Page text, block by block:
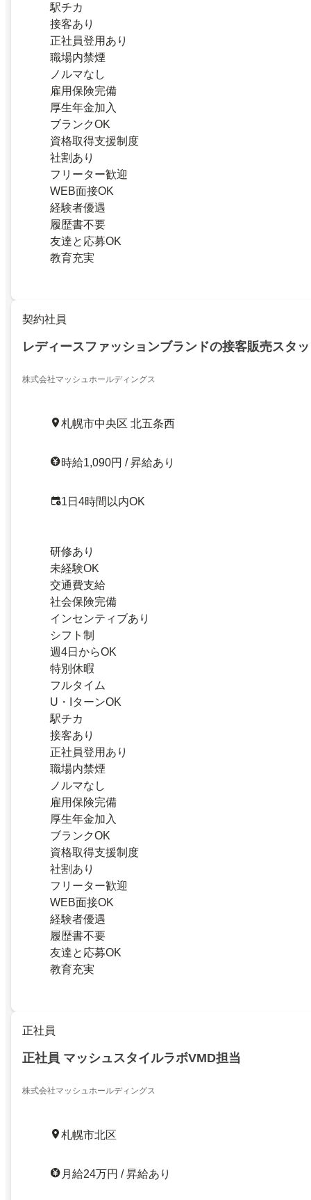
駅チカ
接客あり
正社員登用あり
職場内禁煙
ノルマなし
雇用保険完備
厚生年金加入
ブランクOK
資格取得支援制度
社割あり
フリーター歓迎
WEB面接OK
経験者優遇
履歴書不要
友達と応募OK
教育充実
契約社員
レディースファッションブランドの接客販売スタ
株式会社マッシュホールディングス
札幌市中央区 北五条西
時給1,090円 / 昇給あり
1日4時間以内OK
研修あり
未経験OK
交通費支給
社会保険完備
インセンティブあり
シフト制
週4日からOK
特別休暇
フルタイム
U・IターンOK
駅チカ
接客あり
正社員登用あり
職場内禁煙
ノルマなし
雇用保険完備
厚生年金加入
ブランクOK
資格取得支援制度
社割あり
フリーター歓迎
WEB面接OK
経験者優遇
履歴書不要
友達と応募OK
教育充実
正社員
正社員 マッシュスタイルラボVMD担当
株式会社マッシュホールディングス
札幌市北区
月給24万円 / 昇給あり